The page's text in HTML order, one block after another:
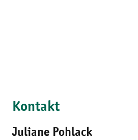
Kontakt
Juliane Pohlack